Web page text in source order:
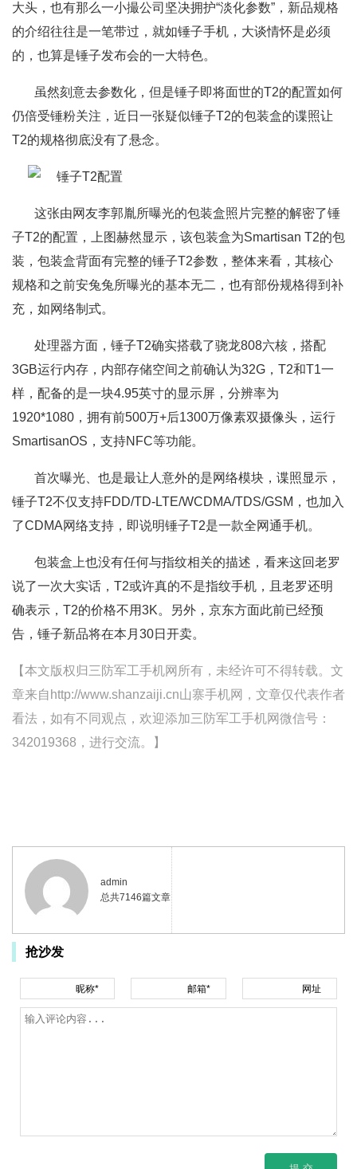
大头，也有那么一小撮公司坚决拥护“淡化参数”，新品规格
的介绍往往是一笔带过，就如锤子手机，大谈情怀是必须
的，也算是锤子发布会的一大特色。
虽然刻意去参数化，但是锤子即将面世的T2的配置如何
仍倍受锤粉关注，近日一张疑似锤子T2的包装盒的谍照让
T2的规格彻底没有了悬念。
这张由网友李郭胤所曝光的包装盒照片完整的解密了锤
子T2的配置，上图赫然显示，该包装盒为Smartisan T2的包
装，包装盒背面有完整的锤子T2参数，整体来看，其核心
规格和之前安兔兔所曝光的基本无二，也有部份规格得到补
充，如网络制式。
处理器方面，锤子T2确实搭载了骁龙808六核，搭配
3GB运行内存，内部存储空间之前确认为32G，T2和T1一
样，配备的是一块4.95英寸的显示屏，分辨率为
1920*1080，拥有前500万+后1300万像素双摄像头，运行
SmartisanOS，支持NFC等功能。
首次曝光、也是最让人意外的是网络模块，谍照显示，
锤子T2不仅支持FDD/TD-LTE/WCDMA/TDS/GSM，也加入
了CDMA网络支持，即说明锤子T2是一款全网通手机。
包装盒上也没有任何与指纹相关的描述，看来这回老罗
说了一次大实话，T2或许真的不是指纹手机，且老罗还明
确表示，T2的价格不用3K。另外，京东方面此前已经预
告，锤子新品将在本月30日开卖。
【本文版权归三防军工手机网所有，未经许可不得转载。文
章来自http://www.shanzaiji.cn山寨手机网，文章仅代表作者
看法，如有不同观点，欢迎添加三防军工手机网微信号：
342019368，进行交流。】
admin
总共7146篇文章
抢沙发
昵称* 邮箱* 网址